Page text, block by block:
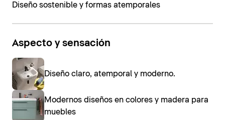
Diseño sostenible y formas atemporales
Aspecto y sensación
Diseño claro, atemporal y moderno.
Modernos diseños en colores y madera para
muebles